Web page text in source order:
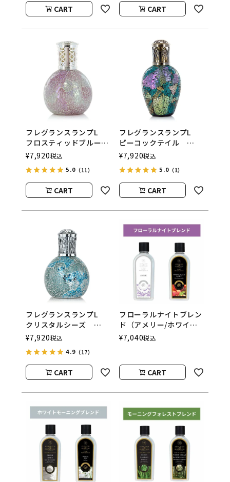
CART CART
フレグランスランプL
フロスティッドブルー
ム
ASHLEIGH&BURWOOD
（アシュレイアンドバー
ウッド）
¥7,920税込
5.0 （11）
CART
フレグランスランプL
ピーコックテイル
ASHLEIGH&BURWOOD
（アシュレイアンドバー
ウッド）
¥7,920税込
5.0（1）
CART
フレグランスランプL
クリスタルシーズ
ASHLEIGH&BURWOOD
（アシュレイアンドバー
ウッド）
¥7,920税込
4.9 （17）
CART
フローラルナイトブレン
ド（アメリー/ホワイト
ピーチ＆リリー） フレ
グランスランプ用オイル
¥7,040税込
CART